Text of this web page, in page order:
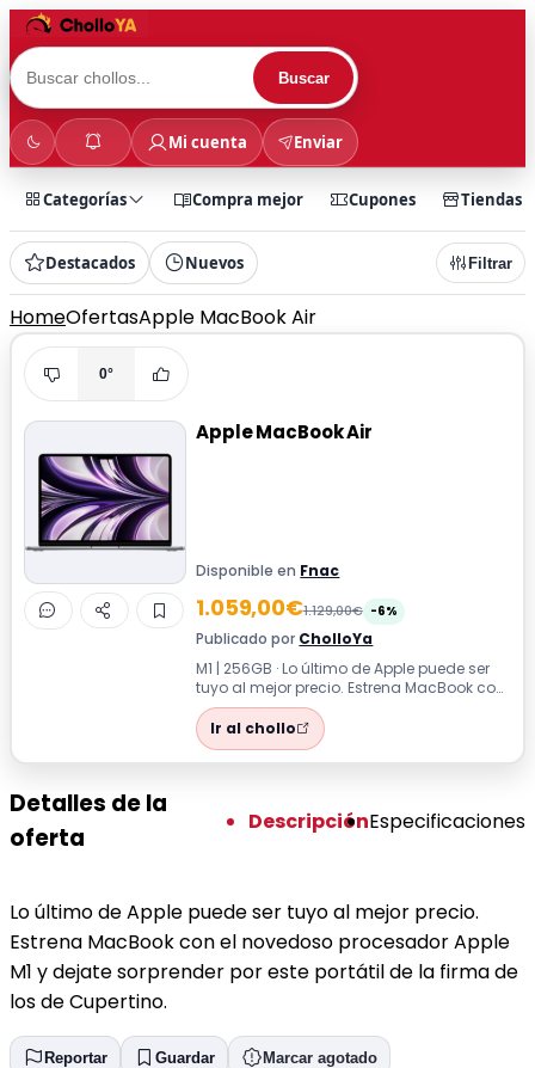
Buscar
Mi cuenta Enviar
Categorías Compra mejor Cupones Tiendas
Destacados Nuevos Filtrar
HomeOfertasApple MacBook Air
0°
Apple MacBook Air
Disponible en Fnac
1.059,00€1.129,00€ -6%
Publicado por CholloYa
M1 | 256GB · Lo último de Apple puede ser
tuyo al mejor precio. Estrena MacBook con
el novedoso procesador Apple M1 y...
Ir al chollo
Detalles de la
oferta
DescripciónEspecificaciones
Lo último de Apple puede ser tuyo al mejor precio.
Estrena MacBook con el novedoso procesador Apple
M1 y dejate sorprender por este portátil de la firma de
los de Cupertino.
Reportar Guardar Marcar agotado